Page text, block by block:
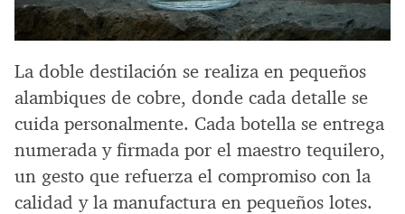
La doble destilación se realiza en pequeños
alambiques de cobre, donde cada detalle se
cuida personalmente. Cada botella se entrega
numerada y firmada por el maestro tequilero,
un gesto que refuerza el compromiso con la
calidad y la manufactura en pequeños lotes.